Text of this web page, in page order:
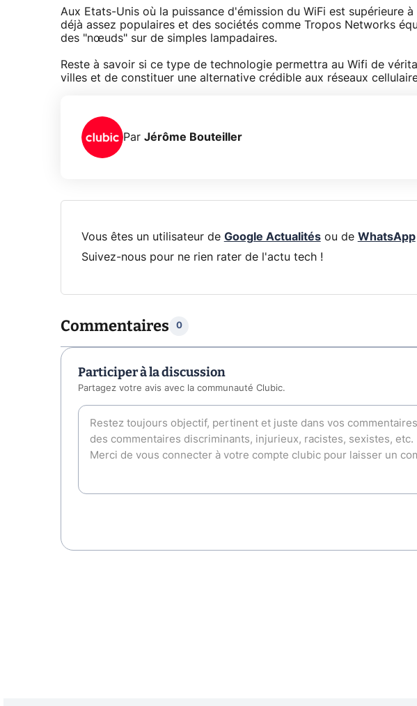
Aux Etats-Unis où la puissance d'émission du WiFi est supérieure
déjà assez populaires et des sociétés comme Tropos Networks
des "nœuds" sur de simples lampadaires.
Reste à savoir si ce type de technologie permettra au Wifi de
villes et de constituer une alternative crédible aux réseaux
Par Jérôme Bouteiller
Vous êtes un utilisateur de Google Actualitésou de WhatsApp
Suivez-nous pour ne rien rater de l'actu tech !
Commentaires 0
Participer à la discussion
Partagez votre avis avec la communauté Clubic.